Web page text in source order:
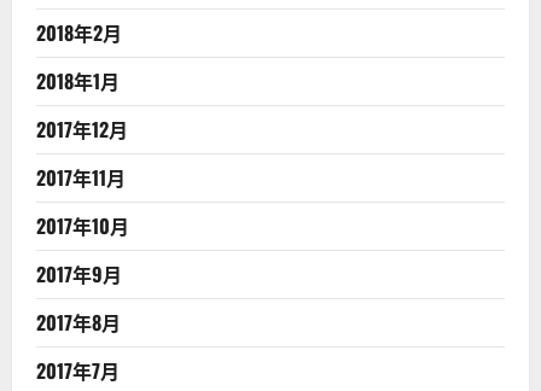
2018年2月
2018年1月
2017年12月
2017年11月
2017年10月
2017年9月
2017年8月
2017年7月